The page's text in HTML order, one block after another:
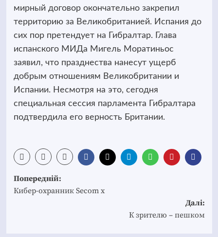
мирный договор окончательно закрепил
территорию за Великобританией. Испания до
сих пор претендует на Гибралтар. Глава
испанского МИДа Мигель Моратиньос
заявил, что празднества нанесут ущерб
добрым отношениям Великобритании и
Испании. Несмотря на это, сегодня
специальная сессия парламента Гибралтара
подтвердила его верность Британии.
Post
navigation
Попередній:
Кибер-охранник Secom x
Далі:
К зрителю – пешком